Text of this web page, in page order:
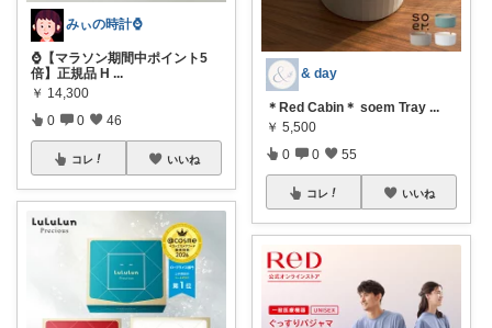
みぃの時計⌚
⌚【マラソン期間中ポイント5
倍】正規品 H ...
￥ 14,300
0 0 46
コレ いいね
& day
＊Red Cabin＊ soem Tray ...
￥ 5,500
0 0 55
コレ いいね